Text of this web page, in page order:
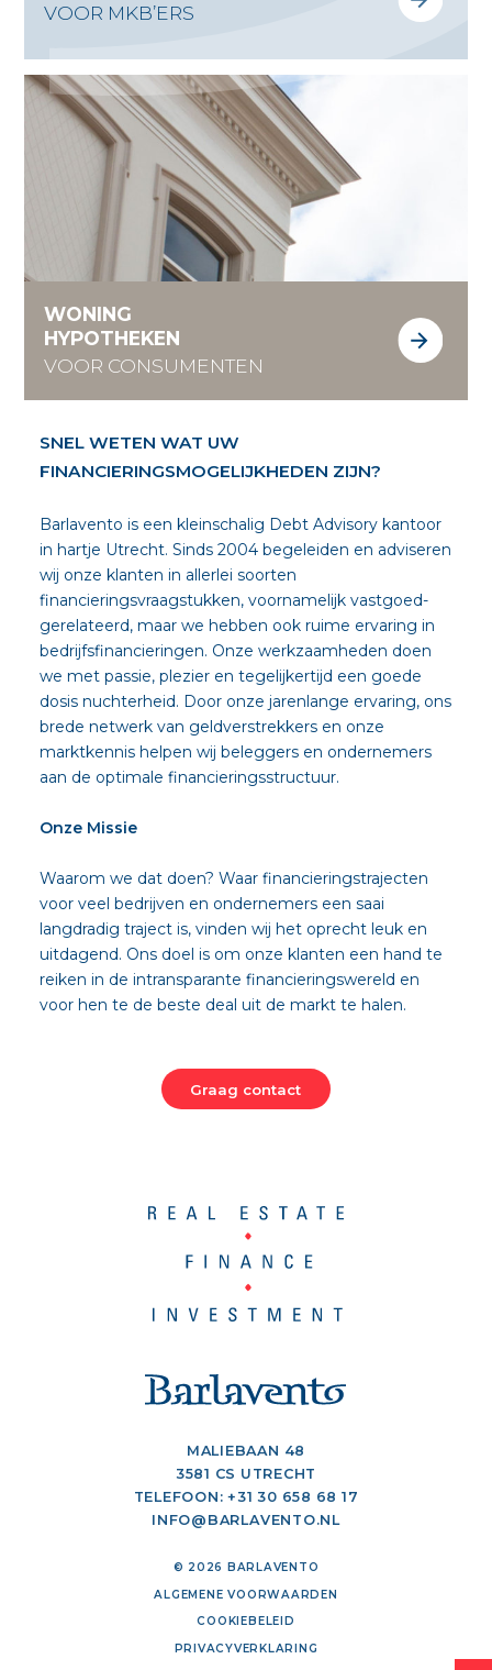
VOOR MKB’ERS
WONING
HYPOTHEKEN
VOOR CONSUMENTEN
SNEL WETEN WAT UW
FINANCIERINGSMOGELIJKHEDEN ZIJN?
Barlavento is een kleinschalig Debt Advisory kantoor
in hartje Utrecht. Sinds 2004 begeleiden en adviseren
wij onze klanten in allerlei soorten
financieringsvraagstukken, voornamelijk vastgoed-
gerelateerd, maar we hebben ook ruime ervaring in
bedrijfsfinancieringen. Onze werkzaamheden doen
we met passie, plezier en tegelijkertijd een goede
dosis nuchterheid. Door onze jarenlange ervaring, ons
brede netwerk van geldverstrekkers en onze
marktkennis helpen wij beleggers en ondernemers
aan de optimale financieringsstructuur.
Onze Missie
Waarom we dat doen? Waar financieringstrajecten
voor veel bedrijven en ondernemers een saai
langdradig traject is, vinden wij het oprecht leuk en
uitdagend. Ons doel is om onze klanten een hand te
reiken in de intransparante financieringswereld en
voor hen te de beste deal uit de markt te halen.
Graag contact
MALIEBAAN 48
3581 CS UTRECHT
TELEFOON: +31 30 658 68 17
INFO@BARLAVENTO.NL
© 2026 BARLAVENTO
ALGEMENE VOORWAARDEN
COOKIEBELEID
PRIVACYVERKLARING